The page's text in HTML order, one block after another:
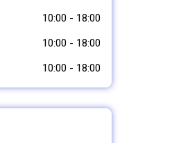
10:00 - 18:00
10:00 - 18:00
10:00 - 18:00